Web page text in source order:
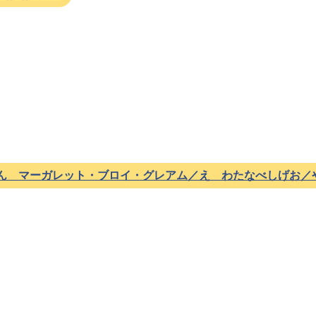
マーガレット・ブロイ・グレアム／え わたなべしげお／